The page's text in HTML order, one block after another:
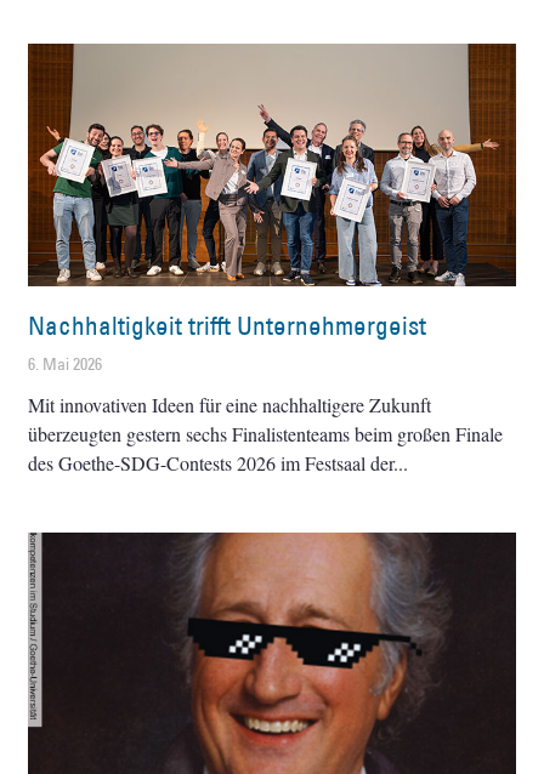
Nachhaltigkeit trifft Unternehmergeist
6. Mai 2026
Mit innovativen Ideen für eine nachhaltigere Zukunft
überzeugten gestern sechs Finalistenteams beim großen Finale
des Goethe-SDG-Contests 2026 im Festsaal der